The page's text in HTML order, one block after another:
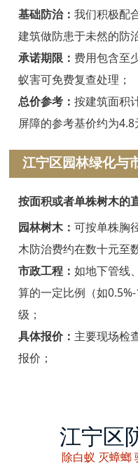
永康白蚁防治
武义白蚁防治
浦江白蚁防治
磐安白蚁防治
衢州白蚁防治
江山白蚁防治
常山白蚁防治
开化白蚁防治
龙游白蚁防治
舟山白蚁防治
岱山白蚁防治
龙泉白蚁防治
基础防治： 我们积极配
建筑做防患于未然的防
承诺期限： 费用包含至
蚁害可免费复查处理；
总价参考： 按建筑面积
屏障的参考基价约为
江宁区园林绿化与
按面积或者单株树木的
园林树木： 可按单株胸
木防治费约在数十元至
市政工程： 如地下管线
算的一定比例（如
级；
具体报价： 主要现场检
报价；
江宁区
除白蚁 灭蟑螂